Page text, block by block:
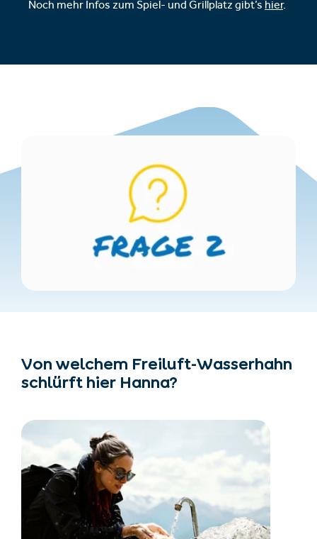
Noch mehr Infos zum Spiel- und Grillplatz gibt’s hier.
Von welchem Freiluft-Wasserhahn
schlürft hier Hanna?